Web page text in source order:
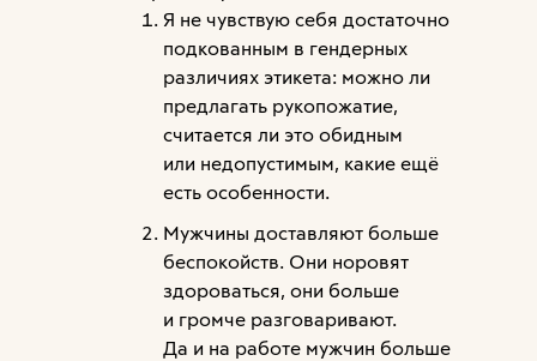
Я не чувствую себя достаточно
подкованным в гендерных
различиях этикета: можно ли
предлагать рукопожатие,
считается ли это обидным
или недопустимым, какие ещё
есть особенности.
Мужчины доставляют больше
беспокойств. Они норовят
здороваться, они больше
и громче разговаривают.
Да и на работе мужчин больше